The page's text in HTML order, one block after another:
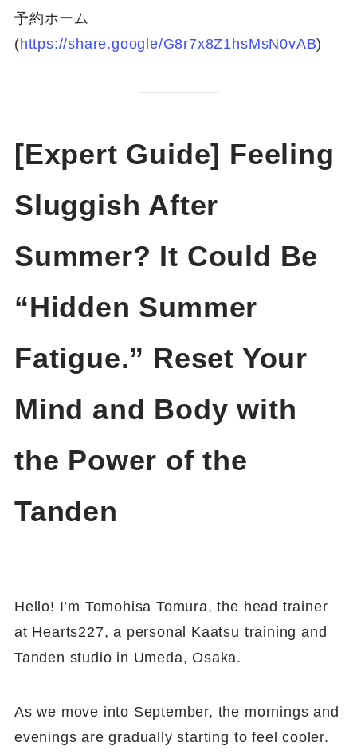
予約ホーム
(https://share.google/G8r7x8Z1hsMsN0vAB)
[Expert Guide] Feeling
Sluggish After
Summer? It Could Be
“Hidden Summer
Fatigue.” Reset Your
Mind and Body with
the Power of the
Tanden
Hello! I’m Tomohisa Tomura, the head trainer
at Hearts227, a personal Kaatsu training and
Tanden studio in Umeda, Osaka.
As we move into September, the mornings and
evenings are gradually starting to feel cooler.